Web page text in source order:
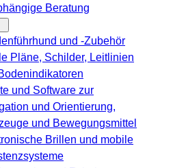
Beratung
und -Zubehör
Pläne, Schilder, Leitlinien
und Software zur
und Orientierung,
und Bewegungsmittel
Brillen und mobile